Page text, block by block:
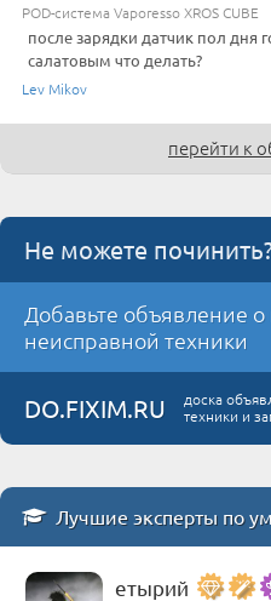
POD-система Vaporesso XROS CUBE
после зарядки датчик пол дня
салатовым что делать?
Lev Mikov
перейти к
Не можете
Добавьте объявление
неисправной техники
DO.FIXIM.RU
доска
техники и
Лучшие эксперты по
етырий